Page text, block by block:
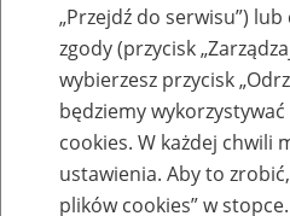
Baza
przekształconych
„Przejdź do serwisu”)
zgody (przycisk
wybierzesz przycisk
będziemy
cookies. W każdej chwili
ustawienia. Aby to
plików cookies” w stopce.